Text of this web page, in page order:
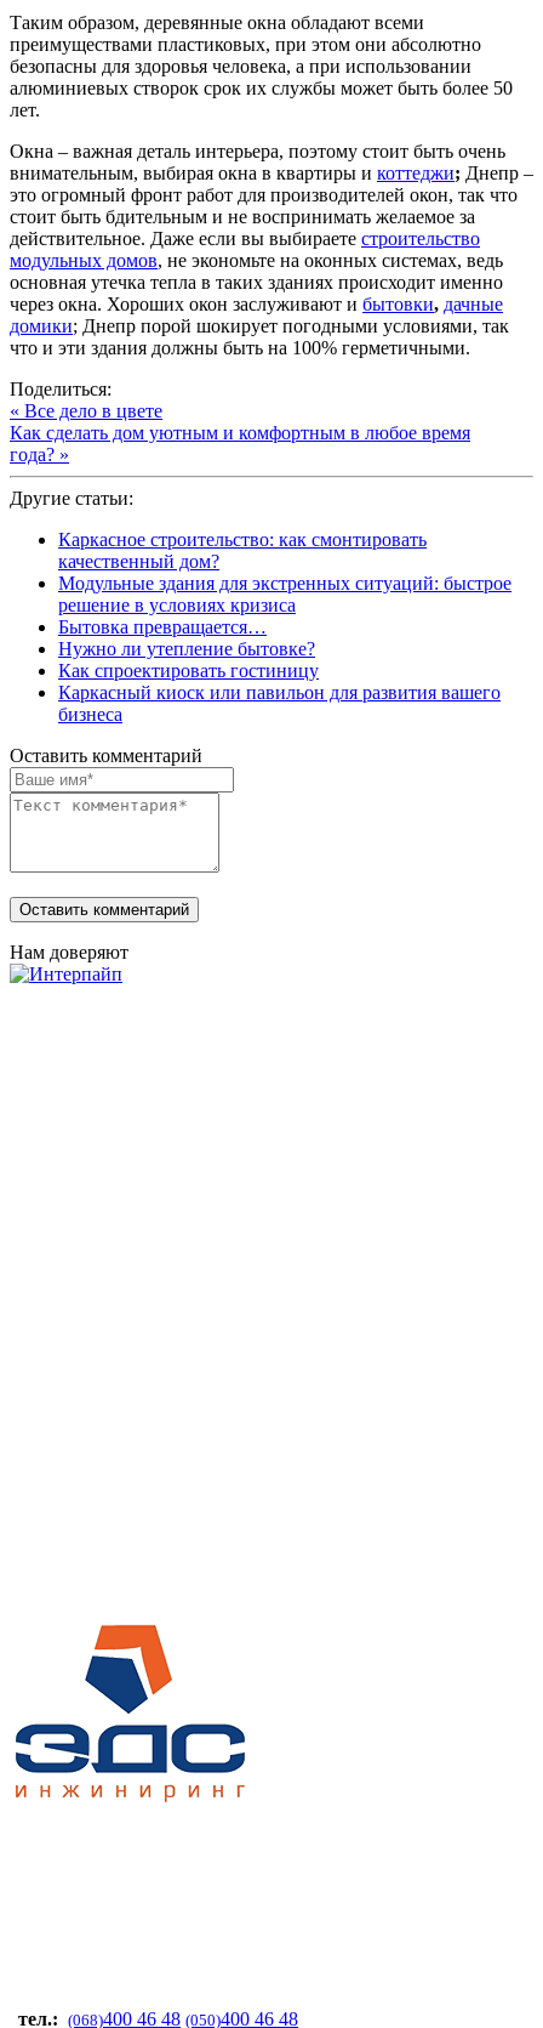
Таким образом, деревянные окна обладают всеми
преимуществами пластиковых, при этом они абсолютно
безопасны для здоровья человека, а при использовании
алюминиевых створок срок их службы может быть более 50
лет.
Окна – важная деталь интерьера, поэтому стоит быть очень
внимательным, выбирая окна в квартиры и коттеджи; Днепр –
это огромный фронт работ для производителей окон, так что
стоит быть бдительным и не воспринимать желаемое за
действительное. Даже если вы выбираете строительство
модульных домов, не экономьте на оконных системах, ведь
основная утечка тепла в таких зданиях происходит именно
через окна. Хороших окон заслуживают и бытовки, дачные
домики; Днепр порой шокирует погодными условиями, так
что и эти здания должны быть на 100% герметичными.
Поделиться:
« Все дело в цвете
Как сделать дом уютным и комфортным в любое время
года? »
Другие статьи:
Каркасное строительство: как смонтировать
качественный дом?
Модульные здания для экстренных ситуаций: быстрое
решение в условиях кризиса
Бытовка превращается…
Нужно ли утепление бытовке?
Как спроектировать гостиницу
Каркасный киоск или павильон для развития вашего
бизнеса
Оставить комментарий
Нам доверяют
тел.: (068)400 46 48 (050)400 46 48